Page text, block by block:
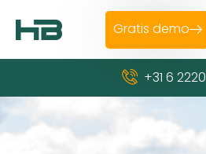
Gratis demo
+31 6